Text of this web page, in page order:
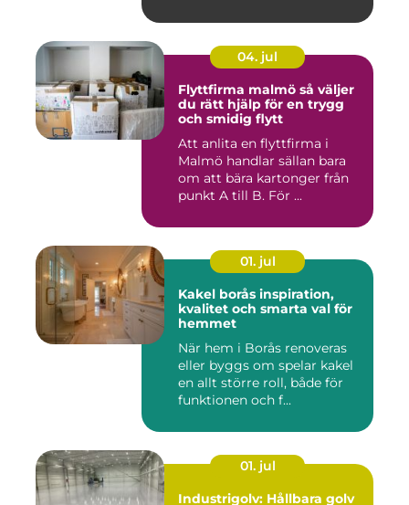
04. jul
Flyttfirma malmö så väljer
du rätt hjälp för en trygg
och smidig flytt
Att anlita en flyttfirma i
Malmö handlar sällan bara
om att bära kartonger från
punkt A till B. För ...
01. jul
Kakel borås inspiration,
kvalitet och smarta val för
hemmet
När hem i Borås renoveras
eller byggs om spelar kakel
en allt större roll, både för
funktionen och f...
01. jul
Industrigolv: Hållbara golv